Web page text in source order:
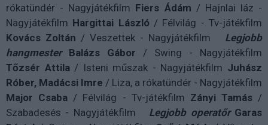
rókatündér - Nagyjátékfilm Fiers Ádám / Hajnlai láz -
Nagyjátékfilm Hargittai László/ Félvilág - Tv-játékfilm
Kovács Zoltán / Veszettek - Nagyjátékfilm Legjobb
hangmester
Balázs Gábor / Swing - Nagyjátékfilm
Tőzsér Attila/ Isteni műszak - Nagyjátékfilm Juhász
Róber, Madácsi Imre / Liza, a rókatündér - Nagyjátékfilm
Major Csaba / Félvilág - Tv-játékfilm Zányi Tamás/
Szabadesés - Nagyjátékfilm Legjobb operatőr Garas